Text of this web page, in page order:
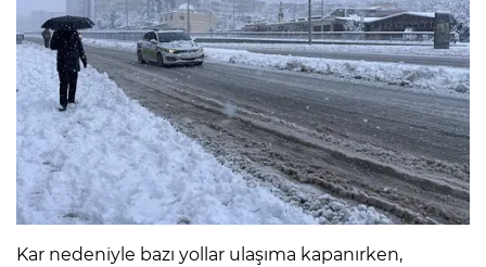
Kar nedeniyle bazı yollar ulaşıma kapanırken,